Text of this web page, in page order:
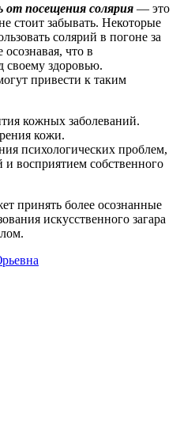
от посещения солярия — это
стоит забывать. Некоторые
солярий в погоне за
осознавая, что в
своему здоровью.
привести к таким
кожных заболеваний.
кожи.
психологических проблем,
и восприятием собственного
принять более осознанные
искусственного загара